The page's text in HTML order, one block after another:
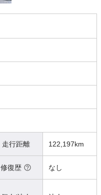
走行距離 122,197km
修復歴 なし